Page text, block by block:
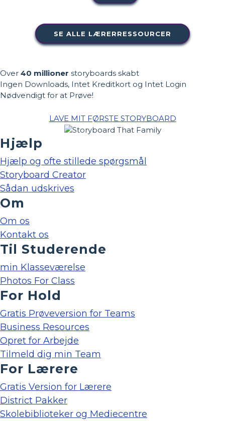
SE ALLE LÆRERRESSOURCER
Over 40 millioner storyboards skabt
Ingen Downloads, Intet Kreditkort og Intet Login
Nødvendigt for at Prøve!
LAVE MIT FØRSTE STORYBOARD
Hjælp
Hjælp og ofte stillede spørgsmål
Storyboard Creator
Sådan udskrives
Om
Om os
Kontakt os
Til Studerende
min Klasseværelse
Photos For Class
For Hold
Gratis Prøveversion for Teams
Business Resources
Opret for Arbejde
Tilmeld dig min Team
For Lærere
Gratis Version for Lærere
District Pakker
Skolebiblioteker og Mediecentre